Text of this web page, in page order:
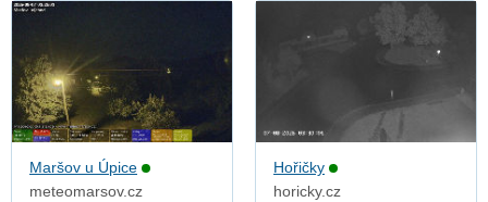
Maršov u Úpice
meteomarsov.cz
Hořičky
horicky.cz